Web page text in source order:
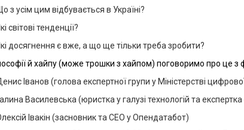
Що з усім цим відбувається в Україні?
світові тенденції?
досягнення є вже, а що ще тільки треба зробити?
й хайпу (може трошки з хайпом) поговоримо про це з
Іванов (голова експертної групи у Міністерстві
Василевська (юристка у галузі технологій та експертка
Івакін (засновник та CEO у Опендатабот)